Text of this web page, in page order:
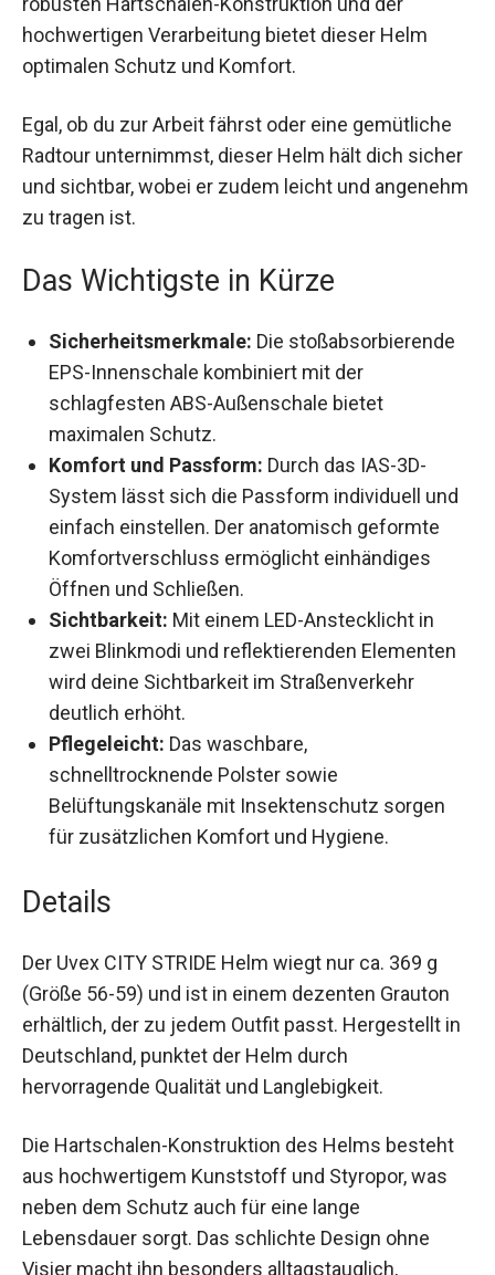
der hochwertigen Verarbeitung bietet dieser
Helm optimalen Schutz und Komfort.
Radtour unternimmst, dieser Helm hält dich
sicher und sichtbar, wobei er zudem leicht und
angenehm zu tragen ist.
Das Wichtigste in Kürze
EPS-Innenschale kombiniert mit der
schlagfesten ABS-Außenschale bietet
maximalen Schutz.
Komfort und Passform:
System lässt sich die Passform individuell
und einfach einstellen. Der anatomisch
geformte Komfortverschluss ermöglicht
einhändiges Öffnen und Schließen.
Sichtbarkeit:Mit einem LED-Anstecklicht in
zwei Blinkmodi und reflektierenden Elementen
wird deine Sichtbarkeit im Straßenverkehr
deutlich erhöht.
Pflegeleicht:Das waschbare,
schnelltrocknende Polster sowie
Belüftungskanäle mit Insektenschutz sorgen
für zusätzlichen Komfort und Hygiene.
Details
(Größe 56-59) und ist in einem dezenten Grauton
erhältlich, der zu jedem Outfit passt. Hergestellt
in Deutschland, punktet der Helm durch
hervorragende Qualität und Langlebigkeit.
aus hochwertigem Kunststoff und Styropor, was
neben dem Schutz auch für eine lange
Lebensdauer sorgt. Das schlichte Design ohne
Visier macht ihn besonders alltagstauglich,